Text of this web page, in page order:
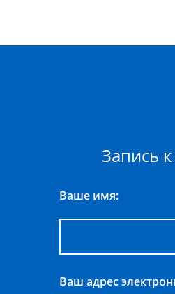
Запись
Ваше имя:
Ваш адрес